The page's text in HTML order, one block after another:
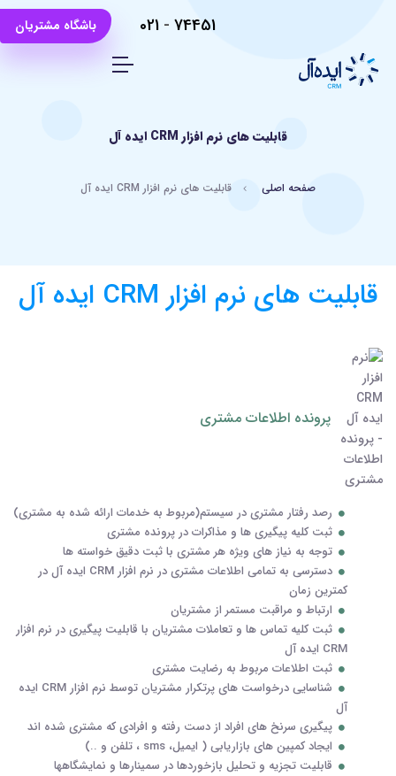
باشگاه مشتریان 74451
-
021
قابلیت های نرم افزار CRM ایده آل
صفحه اصلی قابلیت های نرم افزار CRM ایده آل
قابلیت های نرم افزار CRM ایده آل
پرونده اطلاعات مشتری
رصد رفتار مشتری در سیستم(مربوط به خدمات ارائه شده به مشتری)
ثبت کلیه پیگیری ها و مذاکرات در پرونده مشتری
توجه به نیاز های ویژه هر مشتری با ثبت دقیق خواسته ها
دسترسی به تمامی اطلاعات مشتری در نرم افزار CRM ایده آل در
کمترین زمان
ارتباط و مراقبت مستمر از مشتریان
ثبت کلیه تماس ها و تعاملات مشتریان با قابلیت پیگیری در نرم افزار
CRM ایده آل
ثبت اطلاعات مربوط به رضایت مشتری
شناسایی درخواست های پرتکرار مشتریان توسط نرم افزار CRM ایده
آل
پیگیری سرنخ های افراد از دست رفته و افرادی که مشتری شده اند
ایجاد کمپین های بازاریابی ( ایمیل، sms ، تلفن و ..)
قابلیت تجزیه و تحلیل بازخوردها در سمینارها و نمایشگاهها